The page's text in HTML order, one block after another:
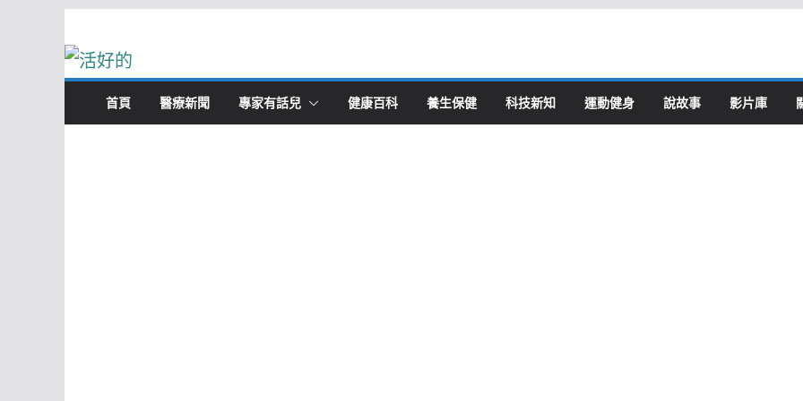
to
content
首頁 醫療新聞 專家有話兒 健康百科 養生保健 科技新知 運動健身 說故事 影片庫